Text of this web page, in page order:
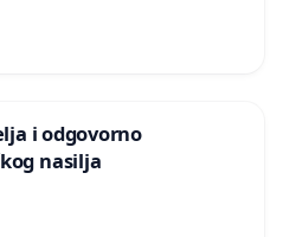
i odgovorno
nasilja